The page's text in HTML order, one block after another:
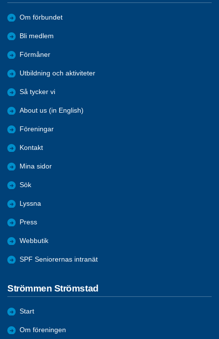
Om förbundet
Bli medlem
Förmåner
Utbildning och aktiviteter
Så tycker vi
About us (in English)
Föreningar
Kontakt
Mina sidor
Sök
Lyssna
Press
Webbutik
SPF Seniorernas intranät
Strömmen Strömstad
Start
Om föreningen